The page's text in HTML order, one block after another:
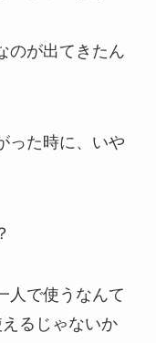
が出てきたん
った時に、いや
で使うなんて
るじゃないか